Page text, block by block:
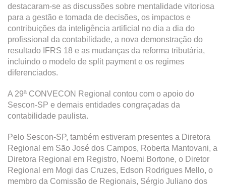
destacaram-se as discussões sobre mentalidade vitoriosa
para a gestão e tomada de decisões, os impactos e
contribuições da inteligência artificial no dia a dia do
profissional da contabilidade, a nova demonstração do
resultado IFRS 18 e as mudanças da reforma tributária,
incluindo o modelo de split payment e os regimes
diferenciados.
A 29ª CONVECON Regional contou com o apoio do
Sescon-SP e demais entidades congraçadas da
contabilidade paulista.
Pelo Sescon-SP, também estiveram presentes a Diretora
Regional em São José dos Campos, Roberta Mantovani, a
Diretora Regional em Registro, Noemi Bortone, o Diretor
Regional em Mogi das Cruzes, Edson Rodrigues Mello, o
membro da Comissão de Regionais, Sérgio Juliano dos